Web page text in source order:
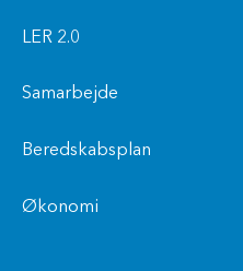
LER 2.0
Samarbejde
Beredskabsplan
Økonomi